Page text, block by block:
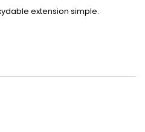
extension simple.